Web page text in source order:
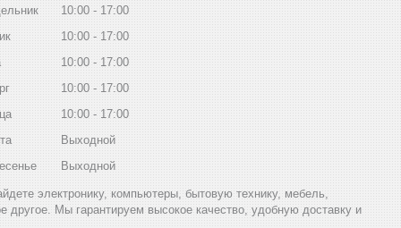
10:00
17:00
10:00
17:00
10:00
17:00
10:00
17:00
10:00
17:00
Выходной
Выходной
электронику, компьютеры, бытовую технику, мебель,
другое. Мы гарантируем высокое качество, удобную доставку и